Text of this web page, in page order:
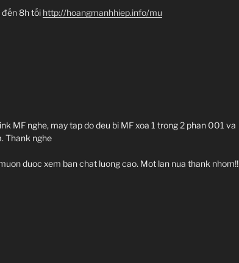
đến 8h tối http://hoangmanhhiep.info/mu
MF nghe, may tap do deu bi MF xoa 1 trong 2 phan 001 va
Thank nghe
duoc xem ban chat luong cao. Mot lan nua thank nhom!!